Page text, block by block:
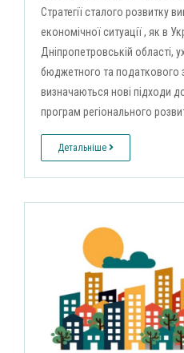
Стратегії сталого розвитку
економічної ситуації , як в
Дніпропетровській області,
бюджетного та податкового
визначаються нові підходи
програм регіонального
Детальніше